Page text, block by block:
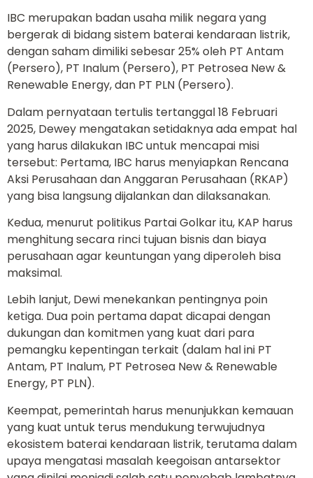
IBC merupakan badan usaha milik negara yang
bergerak di bidang sistem baterai kendaraan listrik,
dengan saham dimiliki sebesar 25% oleh PT Antam
(Persero), PT Inalum (Persero), PT Petrosea New &
Renewable Energy, dan PT PLN (Persero).
Dalam pernyataan tertulis tertanggal 18 Februari
2025, Dewey mengatakan setidaknya ada empat hal
yang harus dilakukan IBC untuk mencapai misi
tersebut: Pertama, IBC harus menyiapkan Rencana
Aksi Perusahaan dan Anggaran Perusahaan (RKAP)
yang bisa langsung dijalankan dan dilaksanakan.
Kedua, menurut politikus Partai Golkar itu, KAP harus
menghitung secara rinci tujuan bisnis dan biaya
perusahaan agar keuntungan yang diperoleh bisa
maksimal.
Lebih lanjut, Dewi menekankan pentingnya poin
ketiga. Dua poin pertama dapat dicapai dengan
dukungan dan komitmen yang kuat dari para
pemangku kepentingan terkait (dalam hal ini PT
Antam, PT Inalum, PT Petrosea New & Renewable
Energy, PT PLN).
Keempat, pemerintah harus menunjukkan kemauan
yang kuat untuk terus mendukung terwujudnya
ekosistem baterai kendaraan listrik, terutama dalam
upaya mengatasi masalah keegoisan antarsektor